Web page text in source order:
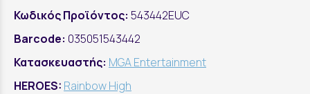
Κωδικός Προϊόντος: 543442EUC
Barcode: 035051543442
Κατασκευαστής: MGA Entertainment
HEROES: Rainbow High